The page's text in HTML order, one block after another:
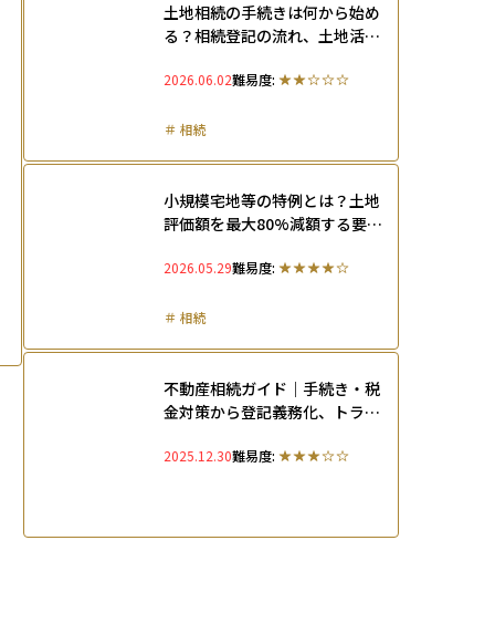
土地相続の手続きは何から始め
る？相続登記の流れ、土地活用
2026.06.02難易度:
＃相続
小規模宅地等の特例とは？土地
評価額を最大80%減額する要
2026.05.29難易度:
＃相続
不動産相続ガイド｜手続き・税
金対策から登記義務化、トラブ
2025.12.30難易度: